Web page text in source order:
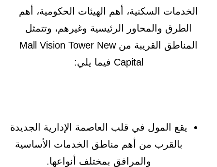
الخدمات السكنية، أهم الهيئات الحكومية، أهم
الطرق والمحاور الرئيسية وغيرهم، وتتمثل
المناطق القريبة من Mall Vision Tower New
Capital فيما يلي:
يقع المول في قلب العاصمة الإدارية الجديدة
بالقرب من أهم مناطق الخدمات الأساسية
والمرافق بمختلف أنواعها.